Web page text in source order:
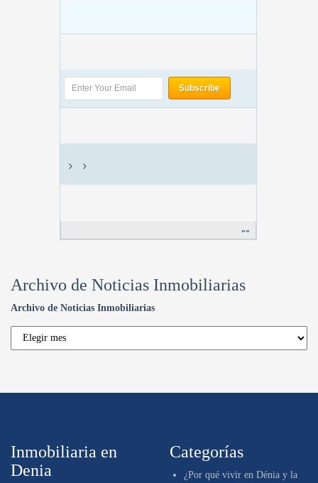
»»
Archivo de Noticias Inmobiliarias
Archivo de Noticias Inmobiliarias
Inmobiliaria en
Denia
Categorías
¿Por qué vivir en Dénia y la